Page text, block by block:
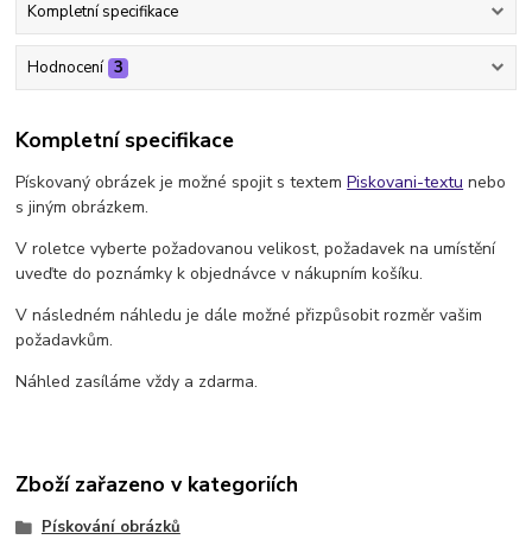
Kompletní specifikace
Hodnocení 3
Kompletní specifikace
Pískovaný obrázek je možné spojit s textemPiskovani-textu nebo
s jiným obrázkem.
V roletce vyberte požadovanou velikost, požadavek na umístění
uveďte do poznámky k objednávce v nákupním košíku.
V následném náhledu je dále možné přizpůsobit rozměr vašim
požadavkům.
Náhled zasíláme vždy a zdarma.
Zboží zařazeno v kategoriích
Pískování obrázků